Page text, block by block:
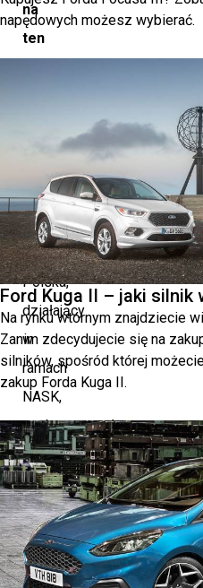
na
ten
Nowa
kampania
phishingowa
Zespół
CERT
Polska,
działający
w
ramach
NASK,
zaobserwował
nową
kampanię
phishingową.
Tym
razem
napędowych możesz wybierać.
Ford Kuga II – jaki silnik
Na rynku wtórnym znajdziecie
Zanim zdecydujecie się na
silników, spośród której
zakup Forda Kuga II.